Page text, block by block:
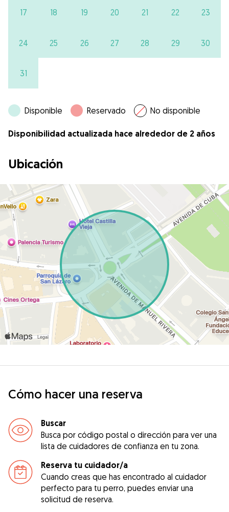
17 18 19 20 21 22 23
24 25 26 27 28 29 30
31
Disponible Reservado No disponible
Disponibilidad actualizada hace alrededor de 2 años
Ubicación
Cómo hacer una reserva
Buscar
Busca por código postal o dirección para ver una
lista de cuidadores de confianza en tu zona.
Reserva tu cuidador/a
Cuando creas que has encontrado al cuidador
perfecto para tu perro, puedes enviar una
solicitud de reserva.